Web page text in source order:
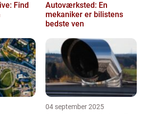
Find
Autoværksted: En
mekaniker er bilistens
bedste ven
04 september 2025